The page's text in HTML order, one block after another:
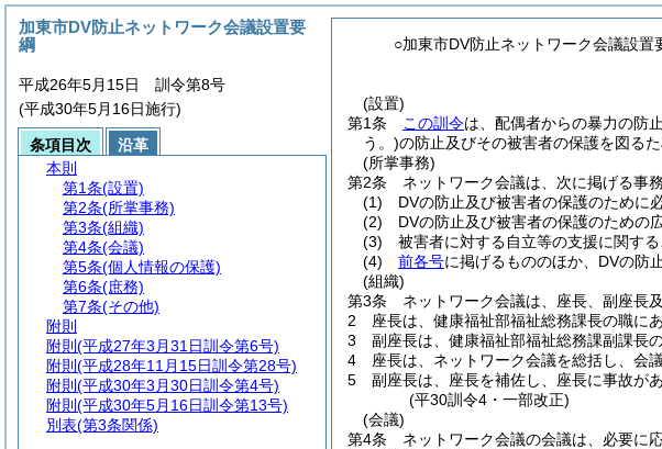
○加東市DV防止ネットワーク会議設置
(設置)
第1条
この訓令は、配偶者からの暴力の防
う。)の防止及びその被害者の保護を図る
(所掌事務)
第2条
ネットワーク会議は、次に掲げる事
(1)
DVの防止及び被害者の保護のために
(2)
DVの防止及び被害者の保護のための
(3)
被害者に対する自立等の支援に関する
(4)
前各号に掲げるもののほか、DVの防
(組織)
第3条
ネットワーク会議は、座長、副座長
2
座長は、健康福祉部福祉総務課長の職に
3
副座長は、健康福祉部福祉総務課副課長
4
座長は、ネットワーク会議を総括し、会
5
副座長は、座長を補佐し、座長に事故が
(平30訓令4・一部改正)
(会議)
第4条
ネットワーク会議の会議は、必要に
加東市DV防止ネットワーク会議設置要
綱
平成26年5月15日 訓令第8号
(平成30年5月16日施行)
条項目次
沿革
本則
第1条(設置)
第2条(所掌事務)
第3条(組織)
第4条(会議)
第5条(個人情報の保護)
第6条(庶務)
第7条(その他)
附則
附則 (平成27年3月31日訓令第6号)
附則 (平成28年11月15日訓令第28号)
附則 (平成30年3月30日訓令第4号)
附則 (平成30年5月16日訓令第13号)
別表(第3条関係)